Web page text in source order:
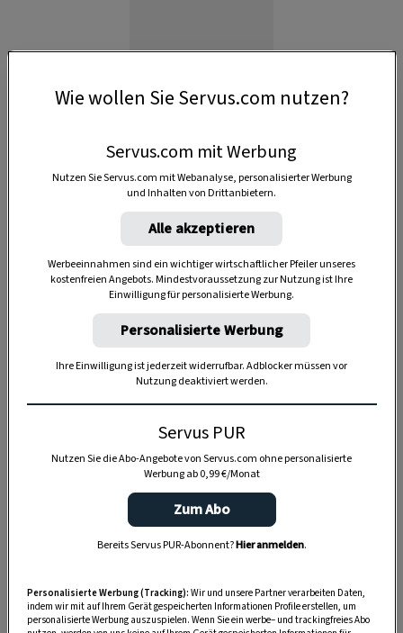
SPEICHERN DRUCKEN
Zutaten für den Tafelspitz
Rindermarkknochen
300 g
Siedefleisch
Pfefferkörner
Wie wollen Sie Servus.com nutzen?
Servus.com mit Werbung
Nutzen Sie Servus.com mit Webanalyse, personalisierter Werbung
und Inhalten von Drittanbietern.
Alle akzeptieren
Werbeeinnahmen sind ein wichtiger wirtschaftlicher Pfeiler unseres
kostenfreien Angebots. Mindestvoraussetzung zur Nutzung ist Ihre
Einwilligung für personalisierte Werbung.
Personalisierte Werbung
Ihre Einwilligung ist jederzeit widerrufbar. Adblocker müssen vor
Nutzung deaktiviert werden.
Servus PUR
Nutzen Sie die Abo-Angebote von Servus.com ohne personalisierte
Werbung ab 0,99 €/Monat
Zum Abo
Bereits Servus PUR-Abonnent?Hier anmelden.
Personalisierte Werbung (Tracking): Wir und unsere Partner verarbeiten Daten,
indem wir mit auf Ihrem Gerät gespeicherten Informationen Profile erstellen, um
personalisierte Werbung auszuspielen. Wenn Sie ein werbe– und trackingfreies Abo